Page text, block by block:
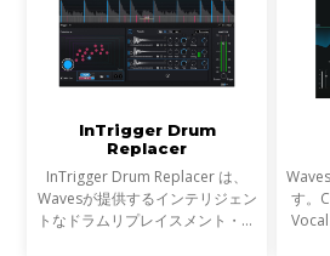
InTrigger Drum
Replacer
InTrigger Drum Replacer は、
Wavesが提供するインテリジェン
トなドラムリプレイスメント・プ
す。